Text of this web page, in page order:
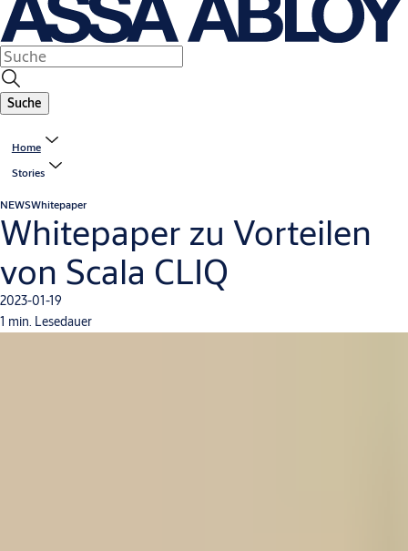
Suche
Home
Stories
NEWSWhitepaper
Whitepaper zu Vorteilen
von Scala CLIQ
2023-01-19
1 min. Lesedauer